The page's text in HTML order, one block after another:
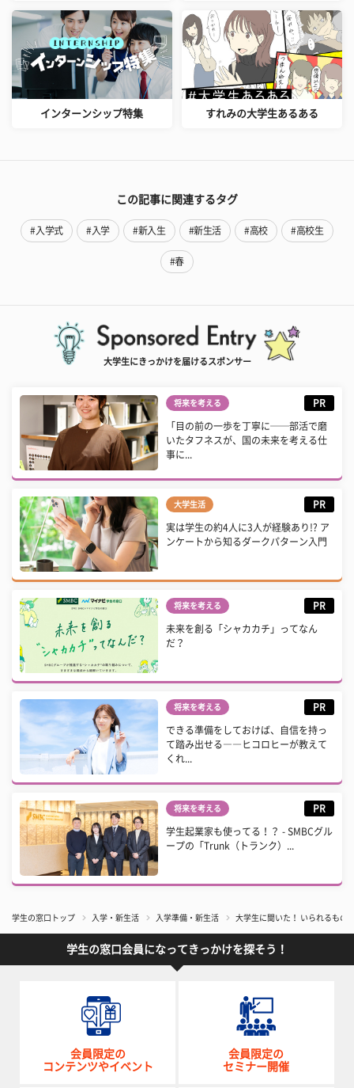
インターンシップ特集 すれみの大学生あるある
この記事に関連するタグ
#入学式 #入学 #新入生 #新生活 #高校 #高校生
#春
大学生にきっかけを届けるスポンサー
将来を考える PR
「目の前の一歩を丁寧に──部活で磨
いたタフネスが、国の未来を考える仕
事に...
大学生活 PR
実は学生の約4人に3人が経験あり!? ア
ンケートから知るダークパターン入門
将来を考える PR
未来を創る「シャカカチ」ってなん
だ？
将来を考える PR
できる準備をしておけば、自信を持っ
て踏み出せる――ヒコロヒーが教えて
くれ...
将来を考える PR
学生起業家も使ってる！？ - SMBCグル
ープの「Trunk（トランク）...
学生の窓口トップ 入学・新生活 入学準備・新生活 大学生に聞いた！ いられるもの
学生の窓口会員になってきっかけを探そう！
会員限定の
コンテンツやイベント
会員限定の
セミナー開催